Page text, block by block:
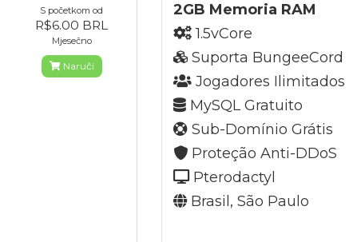
S početkom od
R$6.00 BRL
Mjesečno
Naruči
2GB Memoria RAM
1.5vCore
Suporta BungeeCord
Jogadores Ilimitados
MySQL Gratuito
Sub-Domínio Grátis
Proteção Anti-DDoS
Pterodactyl
Brasil, São Paulo